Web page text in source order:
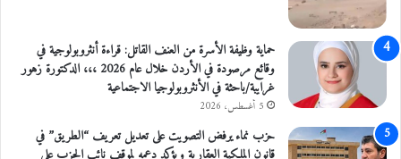
ش
حماية وظيفة الأسرة من العنف القاتل: قراءة أنثروبولوجية في
وقائع مرصودة في الأردن خلال عام 2026 ،،، الدكتورة زهور
غرايبة/باحثة في الأنثروبولوجيا الاجتماعية
5 أغسطس، 2026
حزب نماء يرفض التصويت على تعديل تعريف “الطريق” في